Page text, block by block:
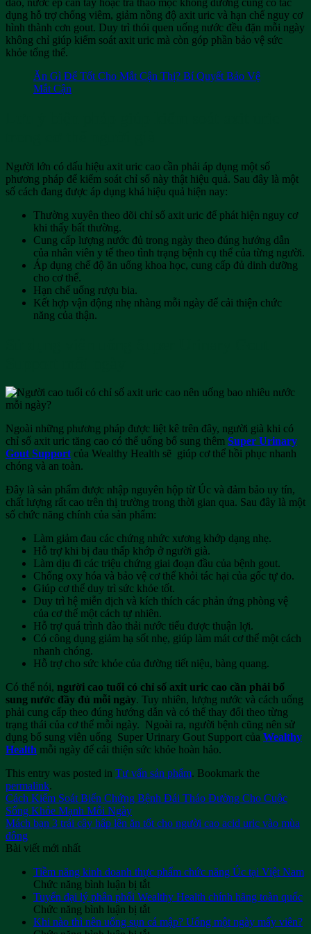
dụng hỗ trợ chống viêm, giảm nồng độ axit uric và hạn chế nguy cơ
hình thành cơn gout. Duy trì thói quen uống nước đều đặn mỗi ngày
không chỉ giúp kiểm soát axit uric mà còn góp phần bảo vệ sức
khỏe tổng thể.
Ăn Gì Để Tốt Cho Mắt Cận Thị? Bí Quyết Bảo Vệ
Mắt Cận
Người lớn có dấu hiệu axit uric cao cần phải áp dụng một số
phương pháp để kiểm soát chỉ số này thật hiệu quả. Sau đây là một
số cách đang được áp dụng khá hiệu quả hiện nay:
Thường xuyên theo dõi chỉ số axit uric để phát hiện nguy cơ
khi thấy bất thường.
Cung cấp lượng nước đủ trong ngày theo đúng hướng dẫn
của nhân viên y tế theo tình trạng bệnh cụ thể của từng người.
Áp dụng chế độ ăn uống khoa học, cung cấp đủ dinh dưỡng
cho cơ thể.
Hạn chế uống rượu bia.
Kết hợp vận động nhẹ nhàng mỗi ngày để cải thiện chức
năng của thận.
Ngoài những phương pháp được liệt kê trên đây, người già khi có
chỉ số axit uric tăng cao có thể uống bổ sung thêm Super Urinary
Gout Supportcủa Wealthy Health sẽ giúp cơ thể hồi phục nhanh
chóng và an toàn.
Đây là sản phẩm được nhập nguyên hộp từ Úc và đảm bảo uy tín,
chất lượng rất cao trên thị trường trong thời gian qua. Sau đây là một
số chức năng chính của sản phẩm:
Làm giảm đau các chứng nhức xương khớp dạng nhẹ.
Hỗ trợ khi bị đau thấp khớp ở người già.
Làm dịu đi các triệu chứng giai đoạn đầu của bệnh gout.
Chống oxy hóa và bảo vệ cơ thể khỏi tác hại của gốc tự do.
Giúp cơ thể duy trì sức khỏe tốt.
Duy trì hệ miễn dịch và kích thích các phản ứng phòng vệ
của cơ thể một cách tự nhiên.
Hỗ trợ quá trình đào thải nước tiểu được thuận lợi.
Có công dụng giảm hạ sốt nhẹ, giúp làm mát cơ thể một cách
nhanh chóng.
Hỗ trợ cho sức khỏe của đường tiết niệu, bàng quang.
Có thể nói, người cao tuổi có chỉ số axit uric cao cần phải bổ
sung nước đầy đủ mỗi ngày. Tuy nhiên, lượng nước và cách uống
phải cung cấp theo đúng hướng dẫn và có thể thay đổi theo từng
trạng thái của cơ thể mỗi ngày. Ngoài ra, người bệnh cũng nên sử
dụng bổ sung viên uống Super Urinary Gout Support của Wealthy
Health mỗi ngày để cải thiện sức khỏe hoàn hảo.
This entry was posted in Tư vấn sản phẩm. Bookmark the
permalink.
Cách Kiểm Soát Biến Chứng Bệnh Đái Tháo Đường Cho Cuộc
Sống Khỏe Mạnh Mỗi Ngày
Mách bạn 3 trái cây hấp lên ăn tốt cho người cao acid uric vào mùa
đông
Bài viết mới nhất
Tiềm năng kinh doanh thực phẩm chức năng Úc tại Việt Nam
Chức năng bình luận bị tắtở
Tiềm
năng
kinh
Tuyển đại lý phân phối Wealthy Health chính hãng toàn quốc
Chức năng bình luận bị tắtở
Tuyển
Khi nào thì nên uống sụn cá mập? Uống một ngày mấy viên?